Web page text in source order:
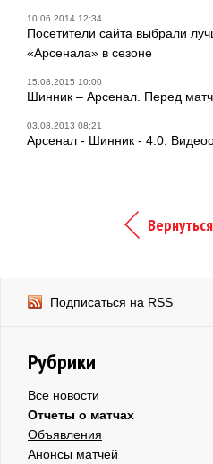
10.06.2014 12:34
Посетители сайта выбрали
«Арсенала» в сезоне
15.08.2015 10:00
Шинник – Арсенал. Перед
03.08.2013 08:21
Арсенал - Шинник - 4:0.
Подписаться на RSS
Рубрики
Все новости
Отчеты о матчах
Объявления
Анонсы матчей